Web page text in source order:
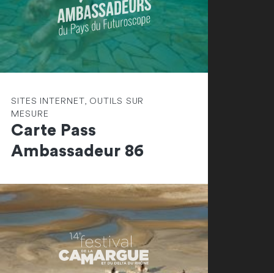
SITES INTERNET, OUTILS SUR
MESURE
Carte Pass
Ambassadeur 86